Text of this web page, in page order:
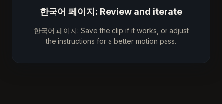
한국어 페이지: Review and iterate
한국어 페이지: Save the clip if it works, or adjust
the instructions for a better motion pass.